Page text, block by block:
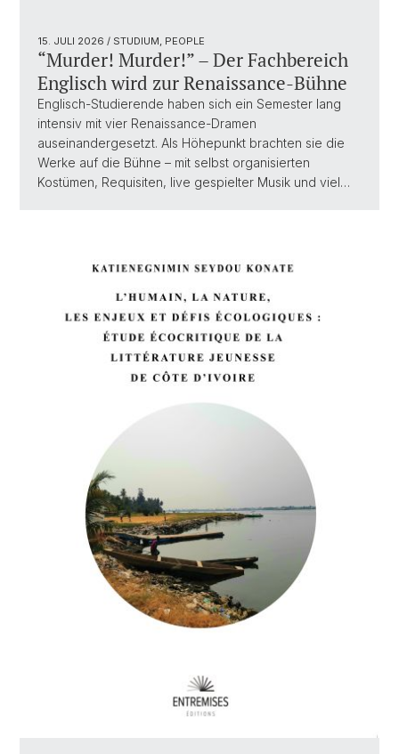
15. JULI 2026 / STUDIUM, PEOPLE
“Murder! Murder!” – Der Fachbereich
Englisch wird zur Renaissance-Bühne
Englisch-Studierende haben sich ein Semester lang
intensiv mit vier Renaissance-Dramen
auseinandergesetzt. Als Höhepunkt brachten sie die
Werke auf die Bühne – mit selbst organisierten
Kostümen, Requisiten, live gespielter Musik und viel…